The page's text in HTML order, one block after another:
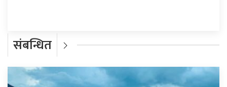
संबन्धित